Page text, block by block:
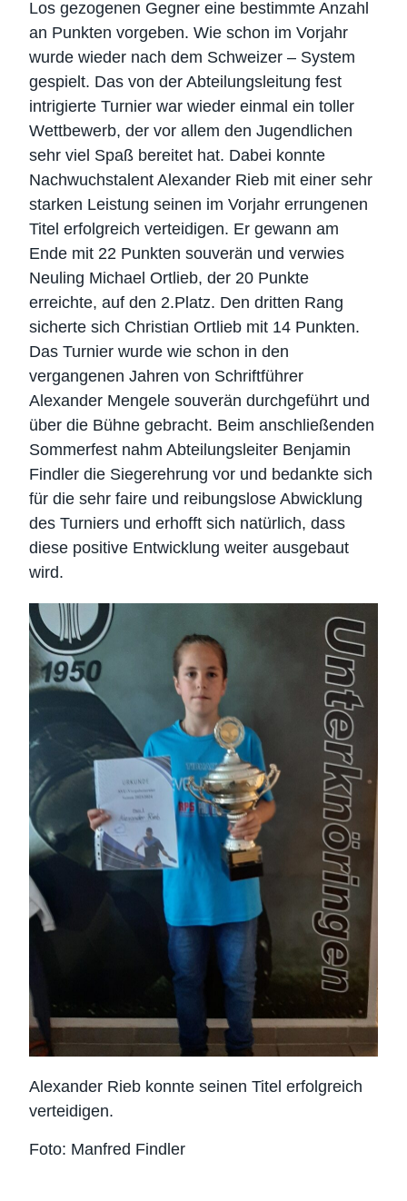
Los gezogenen Gegner eine bestimmte Anzahl
an Punkten vorgeben. Wie schon im Vorjahr
wurde wieder nach dem Schweizer – System
gespielt. Das von der Abteilungsleitung fest
intrigierte Turnier war wieder einmal ein toller
Wettbewerb, der vor allem den Jugendlichen
sehr viel Spaß bereitet hat. Dabei konnte
Nachwuchstalent Alexander Rieb mit einer sehr
starken Leistung seinen im Vorjahr errungenen
Titel erfolgreich verteidigen. Er gewann am
Ende mit 22 Punkten souverän und verwies
Neuling Michael Ortlieb, der 20 Punkte
erreichte, auf den 2.Platz. Den dritten Rang
sicherte sich Christian Ortlieb mit 14 Punkten.
Das Turnier wurde wie schon in den
vergangenen Jahren von Schriftführer
Alexander Mengele souverän durchgeführt und
über die Bühne gebracht. Beim anschließenden
Sommerfest nahm Abteilungsleiter Benjamin
Findler die Siegerehrung vor und bedankte sich
für die sehr faire und reibungslose Abwicklung
des Turniers und erhofft sich natürlich, dass
diese positive Entwicklung weiter ausgebaut
wird.
Alexander Rieb konnte seinen Titel erfolgreich
verteidigen.
Foto: Manfred Findler